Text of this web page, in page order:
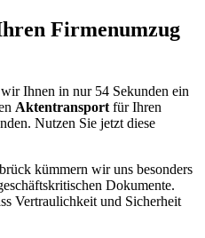
Firmenumzug
Ihnen in nur 54 Sekunden ein
Aktentransport für Ihren
Nutzen Sie jetzt diese
kümmern wir uns besonders
Dokumente.
Vertraulichkeit und Sicherheit